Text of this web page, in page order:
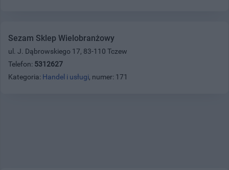
Sezam Sklep Wielobranżowy
ul. J. Dąbrowskiego 17, 83-110 Tczew
Telefon: 5312627
Kategoria: Handel i usługi, numer: 171